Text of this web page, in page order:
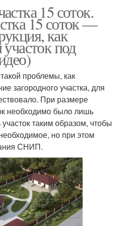
15 соток.
15 соток —
как
под
проблемы, как
загородного участка, для
При размере
необходимо было лишь
таким образом, чтобы
но при этом
СНИП.